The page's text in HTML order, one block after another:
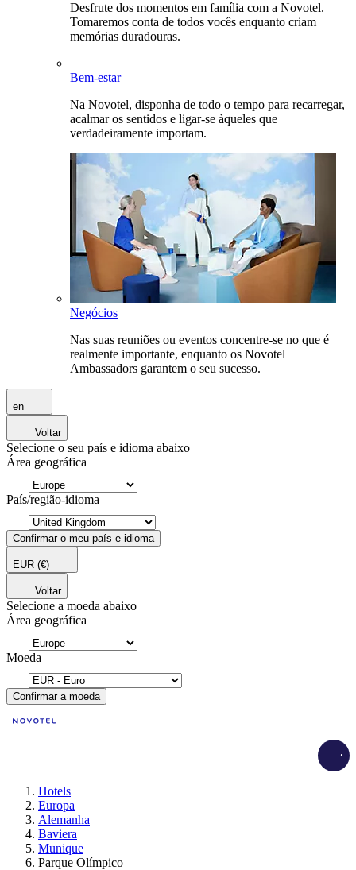
Desfrute dos momentos em família com a Novotel.
Tomaremos conta de todos vocês enquanto criam
memórias duradouras.
Bem-estar
Na Novotel, disponha de todo o tempo para recarregar,
acalmar os sentidos e ligar-se àqueles que
verdadeiramente importam.
Negócios
Nas suas reuniões ou eventos concentre-se no que é
realmente importante, enquanto os Novotel
Ambassadors garantem o seu sucesso.
en
Voltar
Selecione o seu país e idioma abaixo
Área geográfica
País/região-idioma
Confirmar o meu país e idioma
EUR (€)
Voltar
Selecione a moeda abaixo
Área geográfica
Moeda
Confirmar a moeda
Hotels
Europa
Alemanha
Baviera
Munique
Parque Olímpico